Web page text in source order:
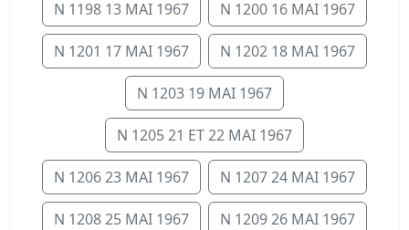
N 1198 13 MAI 1967 N 1200 16 MAI 1967
N 1201 17 MAI 1967 N 1202 18 MAI 1967
N 1203 19 MAI 1967
N 1205 21 ET 22 MAI 1967
N 1206 23 MAI 1967 N 1207 24 MAI 1967
N 1208 25 MAI 1967 N 1209 26 MAI 1967